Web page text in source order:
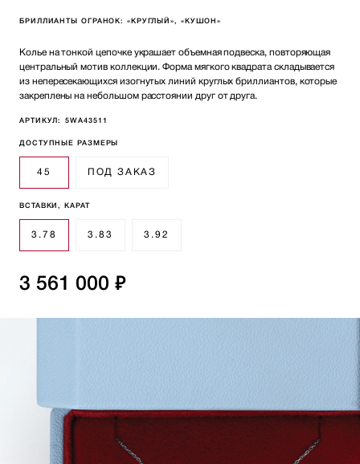
БРИЛЛИАНТЫ ОГРАНОК: «КРУГЛЫЙ», «КУШОН»
Колье на тонкой цепочке украшает объемная подвеска, повторяющая
центральный мотив коллекции. Форма мягкого квадрата складывается
из непересекающихся изогнутых линий круглых бриллиантов, которые
закреплены на небольшом расстоянии друг от друга.
АРТИКУЛ: 5WA43511
ДОСТУПНЫЕ РАЗМЕРЫ
45 ПОД ЗАКАЗ
ВСТАВКИ, КАРАТ
3.78 3.83 3.92
3 561 000 ₽